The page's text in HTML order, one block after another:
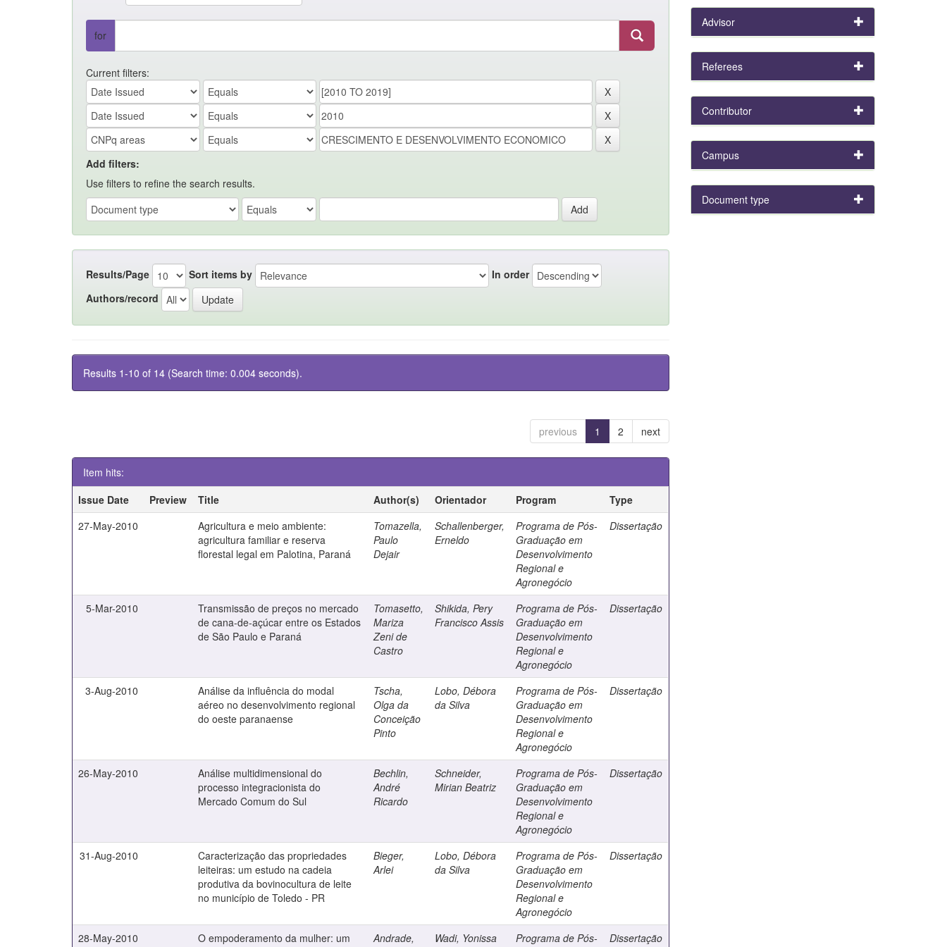
for
Current filters:
Add filters:
Use filters to refine the search results.
Results/Page Sort items by
In order
Authors/record
Results 1-10 of 14 (Search time: 0.004 seconds).
previous 1 2 next
Item hits:
Issue Date
Preview Title Author(s) Orientador Program
Type
27-May-2010
Agricultura e meio ambiente:
agricultura familiar e reserva
florestal legal em Palotina, Paraná
Tomazella,
Paulo
Dejair
Schallenberger,
Erneldo
Programa de Pós-
Graduação em
Desenvolvimento
Regional e
Agronegócio
Dissertação
5-Mar-2010
Transmissão de preços no mercado
de cana-de-açúcar entre os Estados
de São Paulo e Paraná
Tomasetto,
Mariza
Zeni de
Castro
Shikida, Pery
Francisco Assis
Programa de Pós-
Graduação em
Desenvolvimento
Regional e
Agronegócio
Dissertação
3-Aug-2010
Análise da influência do modal
aéreo no desenvolvimento regional
do oeste paranaense
Tscha,
Olga da
Conceição
Pinto
Lobo, Débora
da Silva
Programa de Pós-
Graduação em
Desenvolvimento
Regional e
Agronegócio
Dissertação
26-May-2010
Análise multidimensional do
processo integracionista do
Mercado Comum do Sul
Bechlin,
André
Ricardo
Schneider,
Mirian Beatriz
Programa de Pós-
Graduação em
Desenvolvimento
Regional e
Agronegócio
Dissertação
31-Aug-2010
Caracterização das propriedades
leiteiras: um estudo na cadeia
produtiva da bovinocultura de leite
no município de Toledo - PR
Bieger,
Arlei
Lobo, Débora
da Silva
Programa de Pós-
Graduação em
Desenvolvimento
Regional e
Agronegócio
Dissertação
28-May-2010
O empoderamento da mulher: um
Andrade,
Wadi, Yonissa
Programa de Pós-
Dissertação
Advisor
Referees
Contributor
Campus
Document type